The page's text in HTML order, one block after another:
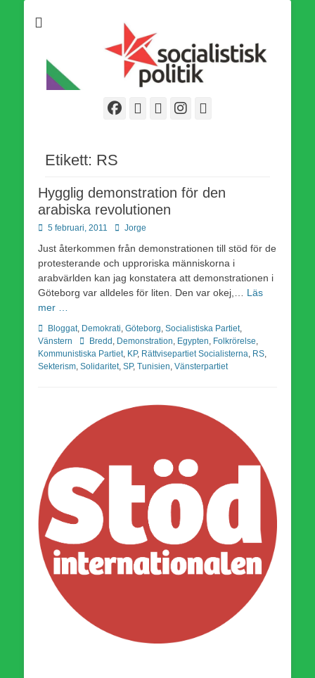
världsomfattande socialistiska Fjärde Internationalen och en viktig
tillgång i kampen för en socialistisk framtid!
Facebook
Webbflöde
Instagram
Etikett: RS
Hygglig demonstration för den
arabiska revolutionen
Publicerad
5 februari, 2011 Författare
Jorge
Just återkommen från demonstrationen till stöd för de
protesterande och upproriska människorna i
arabvärlden kan jag konstatera att demonstrationen i
Göteborg var alldeles för liten. Den var okej,… Läs
mer …
Kategorier
Bloggat, Demokrati Göteborg Socialistiska Partiet,
Vänstern
Etiketter
Bredd Demonstration Egypten Folkrörelse
Kommunistiska Partiet, KP, Rättvisepartiet Socialisterna RS
Sekterism Solidaritet, SP, Tunisien Vänsterpartiet